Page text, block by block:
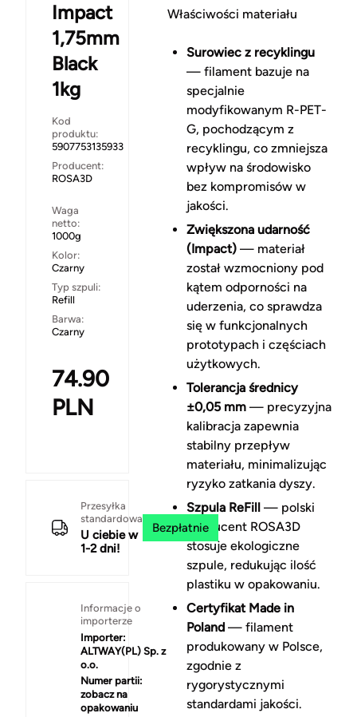
Impact
1,75mm
Black
1kg
Kod
produktu:
5907753135933
Producent:
ROSA3D
Waga
netto:
1000g
Kolor:
Czarny
Typ szpuli:
Refill
Barwa:
Czarny
74.90
PLN
Przesyłka
standardowa
U ciebie w
1-2 dni!
Bezpłatnie
Informacje o
importerze
Importer:
ALTWAY(PL) Sp. z
o.o.
Numer partii:
zobacz na
opakowaniu
Właściwości materiału
Surowiec z recyklingu
— filament bazuje na
specjalnie
modyfikowanym R-PET-
G, pochodzącym z
recyklingu, co zmniejsza
wpływ na środowisko
bez kompromisów w
jakości.
Zwiększona udarność
(Impact)— materiał
został wzmocniony pod
kątem odporności na
uderzenia, co sprawdza
się w funkcjonalnych
prototypach i częściach
użytkowych.
Tolerancja średnicy
±0,05 mm— precyzyjna
kalibracja zapewnia
stabilny przepływ
materiału, minimalizując
ryzyko zatkania dyszy.
Szpula ReFill— polski
producent ROSA3D
stosuje ekologiczne
szpule, redukując ilość
plastiku w opakowaniu.
Certyfikat Made in
Poland— filament
produkowany w Polsce,
zgodnie z
rygorystycznymi
standardami jakości.